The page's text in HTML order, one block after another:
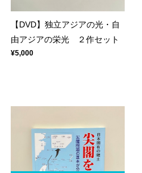
【DVD】独立アジアの光・自
由アジアの栄光 ２作セット
¥5,000